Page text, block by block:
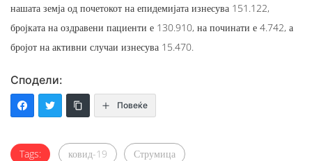
нашата земја од почетокот на епидемијата изнесува 151.122,
бројката на оздравени пациенти е 130.910, на починати е 4.742, а
бројот на активни случаи изнесува 15.470.
Сподели:
Повеќе
Tags: ковид-19 Струмица